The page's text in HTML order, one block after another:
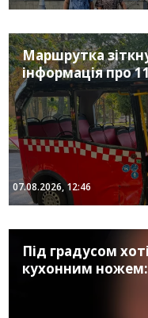
Маршрутка
інформація про
07.08.2026, 12:46
Під градусом
кухонним ножем: